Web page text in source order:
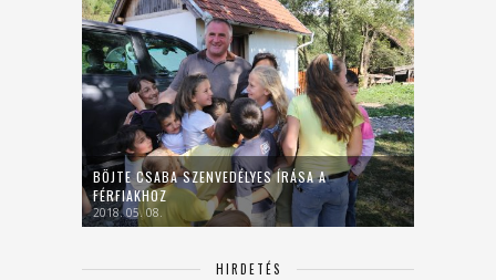
BÖJTE CSABA SZENVEDÉLYES ÍRÁSA A
FÉRFIAKHOZ
2018. 05. 08.
HIRDETÉS